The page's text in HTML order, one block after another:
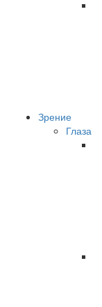
Зрение
Глаза